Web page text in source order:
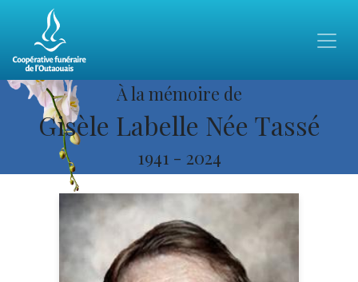
À la mémoire de
Gisèle Labelle Née Tassé
1941 - 2024